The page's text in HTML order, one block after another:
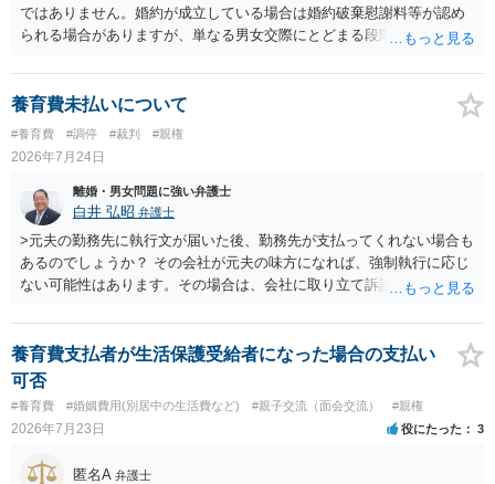
ではありません。婚約が成立している場合は婚約破棄慰謝料等が認め
られる場合がありますが、単なる男女交際にとどまる段階の場合、独
慰謝料は生じないことが多いと思われます。 お怒りはごもっともです
が、仮に交際を進めたとしても後に相手を信頼できなくなる可能性が
高かったということですので、むしろ結婚しなくてよかったと割り切
って、交際を終わらせるのがよいと思います。
養育費未払いについて
#養育費 #調停 #裁判 #親権
2026年7月24日
離婚・男女問題に強い弁護士
白井 弘昭 弁護士
>元夫の勤務先に執行文が届いた後、勤務先が支払ってくれない場合も
あるのでしょうか？ その会社が元夫の味方になれば、強制執行に応じ
ない可能性はあります。その場合は、会社に取り立て訴訟を行うこと
押さえ、元夫名義の車の差し押さえ競売などを検討します。 ＞何もで
きなかった場合は、公正証書の原本は戻ってくるのでしょうか？ 取れ
ても取れなくても、執行裁判所に原本の還付請求を行えば還付されま
す。 ＞他の弁護士さんに再度依頼できるのでしょうか？ できます。た
だ、取れなかった場合に取り立て訴訟等を起こしてもらえば、他の弁
護士に頼む必要は無いでしょう。 以上、ご参考まで。
養育費支払者が生活保護受給者になった場合の支払い
可否
#養育費 #婚姻費用(別居中の生活費など) #親子交流（面会交流） #親権
2026年7月23日 役にたった 3
匿名A 弁護士